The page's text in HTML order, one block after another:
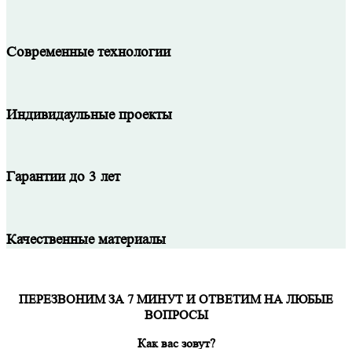
Современные технологии
Индивидаульные проекты
Гарантии до 3 лет
Качественные материалы
ПЕРЕЗВОНИМ ЗА 7 МИНУТ И ОТВЕТИМ НА ЛЮБЫЕ
ВОПРОСЫ
Как вас зовут?